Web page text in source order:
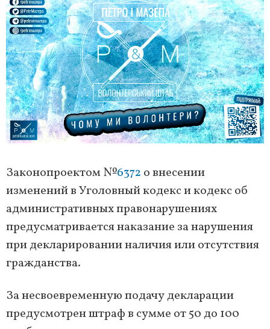
Законопроектом №6372 о внесении
изменений в Уголовный кодекс и кодекс об
административных правонарушениях
предусматривается наказание за нарушения
при декларировании наличия или отсутствия
гражданства.
За несвоевременную подачу декларации
предусмотрен штраф в сумме от 50 до 100